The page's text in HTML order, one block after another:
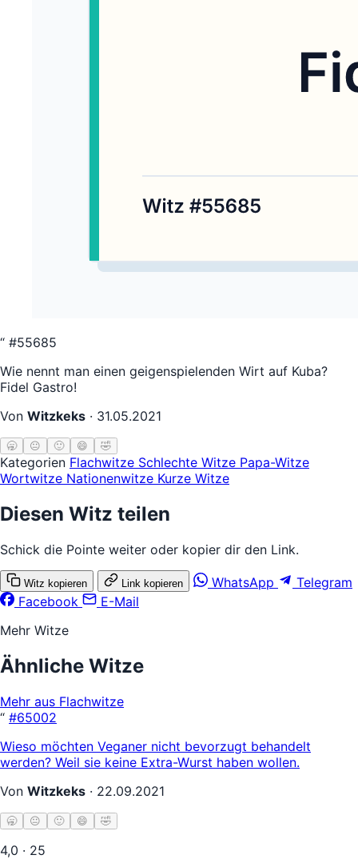
“ #55685
Wie nennt man einen geigenspielenden Wirt auf Kuba?
Fidel Gastro!
Von Witzkeks · 31.05.2021
🥱 😐 🙂 😄 🤣
Kategorien Flachwitze Schlechte Witze Papa-Witze
Wortwitze Nationenwitze Kurze Witze
Diesen Witz teilen
Schick die Pointe weiter oder kopier dir den Link.
Witz kopieren Link kopieren WhatsApp
Telegram
Facebook
E-Mail
Mehr Witze
Ähnliche Witze
Mehr aus Flachwitze
“ #65002
Wieso möchten Veganer nicht bevorzugt behandelt
werden? Weil sie keine Extra-Wurst haben wollen.
Von Witzkeks · 22.09.2021
🥱 😐 🙂 😄 🤣
4,0 · 25